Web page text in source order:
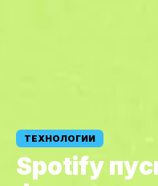
ТЕХНОЛОГИИ
Spotify